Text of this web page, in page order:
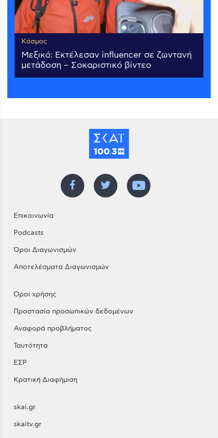
Κόσμος
Μεξικό: Εκτέλεσαν influencer σε ζωντανή
μετάδοση – Σοκαριστικό βίντεο
Επικοινωνία
Podcasts
Όροι Διαγωνισμών
Αποτελέσματα Διαγωνισμών
Όροι χρήσης
Προστασία προσωπικών δεδομένων
Αναφορά προβλήματος
Ταυτότητα
ΕΣΡ
Κρατική Διαφήμιση
skai.gr
skaitv.gr